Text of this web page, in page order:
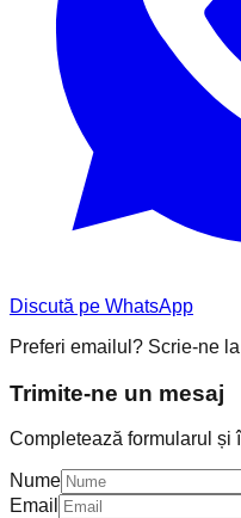
Discută pe WhatsApp
Preferi emailul? Scrie-ne la
Trimite-ne un mesaj
Completează formularul și
Nume
Email